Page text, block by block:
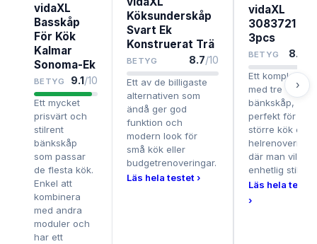
vidaXL
Basskåp
För Kök
Kalmar
Sonoma-Ek
BETYG 9.1/10
Ett mycket
prisvärt och
stilrent
bänkskåp
som passar
de flesta kök.
Enkel att
kombinera
med andra
moduler och
har ett
Köksunderskåp
Svart Ek
Konstruerat Trä
BETYG 8.7/10
Ett av de billigaste
alternativen som
ändå ger god
funktion och
modern look för
små kök eller
budgetrenoveringar.
Läs hela testet ›
vidaXL
3083721
3pcs
BETYG 8.4
Ett komplett set
med tre
bänkskåp,
perfekt för
större kök eller
helrenovering
där man vill ha
enhetlig stil.
Läs hela testet
›
›